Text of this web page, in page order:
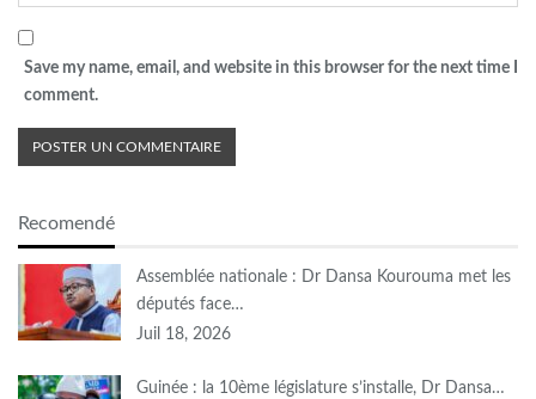
Save my name, email, and website in this browser for the next time I
comment.
Recomendé
Assemblée nationale : Dr Dansa Kourouma met les
députés face…
Juil 18, 2026
Guinée : la 10ème législature s’installe, Dr Dansa…